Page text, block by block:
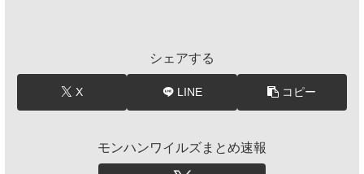
シェアする
X LINE コピー
モンハンワイルズまとめ速報